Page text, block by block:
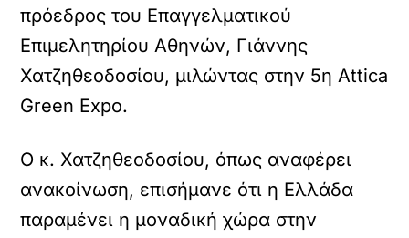
πρόεδρος του Επαγγελματικού
Επιμελητηρίου Αθηνών, Γιάννης
Χατζηθεοδοσίου, μιλώντας στην 5η Attica
Green Expo.
Ο κ. Χατζηθεοδοσίου, όπως αναφέρει
ανακοίνωση, επισήμανε ότι η Ελλάδα
παραμένει η μοναδική χώρα στην